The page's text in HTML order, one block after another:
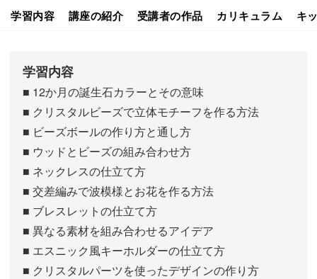
学習内容 講座の紹介 受講者の作品 カリキュラム キ
学習内容
■ 12か月の誕生石カラーとその意味
■ クリスタルビーズで立体モチーフを作る方法
■ ビーズボールの作り方と通し方
■ ウッドとビーズの組み合わせ方
■ ネックレスの仕立て方
■ 交差編みで波模様とお花を作る方法
■ ブレスレットの仕立て方
■ 異なる素材を組み合わせるアイデア
■ エスニック風キーホルダーの仕立て方
■ クリスタルパーツを使ったデザインの作り方